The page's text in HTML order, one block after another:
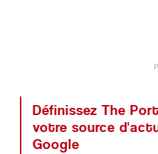
Définissez The
votre source
Google